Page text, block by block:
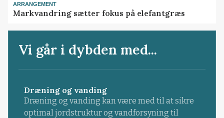
ARRANGEMENT
Markvandring sætter fokus på elefantgræs
Vi går i dybden med...
Dræning og vanding
Dræning og vanding kan være med til at sikre
optimal jordstruktur og vandforsyning til